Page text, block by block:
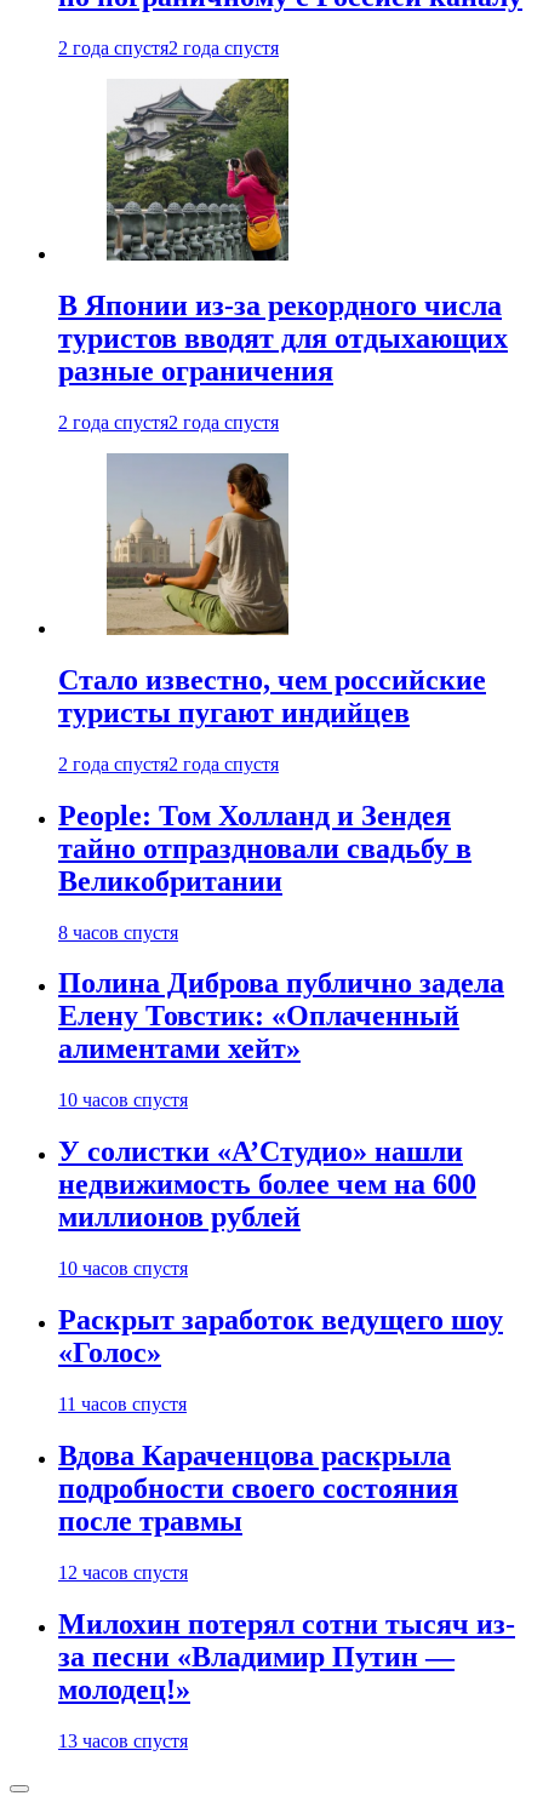
2 года спустя2 года спустя
В Японии из-за рекордного числа
туристов вводят для отдыхающих
разные ограничения
2 года спустя2 года спустя
Стало известно, чем российские
туристы пугают индийцев
2 года спустя2 года спустя
People: Том Холланд и Зендея
тайно отпраздновали свадьбу в
Великобритании
8 часов спустя
Полина Диброва публично задела
Елену Товстик: «Оплаченный
алиментами хейт»
10 часов спустя
У солистки «А’Студио» нашли
недвижимость более чем на 600
миллионов рублей
10 часов спустя
Раскрыт заработок ведущего шоу
«Голос»
11 часов спустя
Вдова Караченцова раскрыла
подробности своего состояния
после травмы
12 часов спустя
Милохин потерял сотни тысяч из-
за песни «Владимир Путин —
молодец!»
13 часов спустя